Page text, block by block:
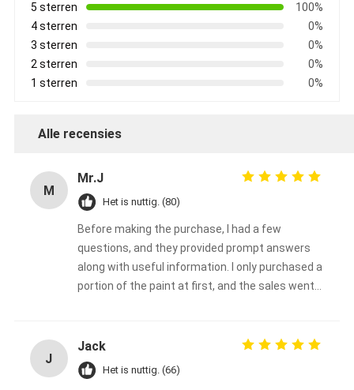
5 sterren
100%
4 sterren
0%
3 sterren
0%
2 sterren
0%
1 sterren
0%
Alle recensies
M
Mr.J
Het is nuttig. (80)
Before making the purchase, I had a few
questions, and they provided prompt answers
along with useful information. I only purchased a
portion of the paint at first, and the sales went
J
Jack
Het is nuttig. (66)